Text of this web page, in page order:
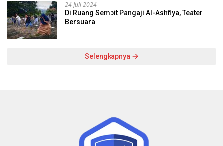
24 Juli 2024
Di Ruang Sempit Pangaji Al-Ashfiya, Teater
Bersuara
Selengkapnya